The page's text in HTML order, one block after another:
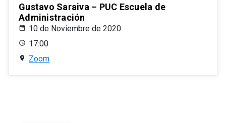
Gustavo Saraiva – PUC Escuela de
Administración
10 de Noviembre de 2020
17:00
Zoom